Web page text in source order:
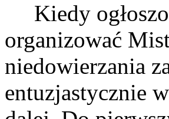
Kiedy
organizować
niedowierzania
entuzjastycznie